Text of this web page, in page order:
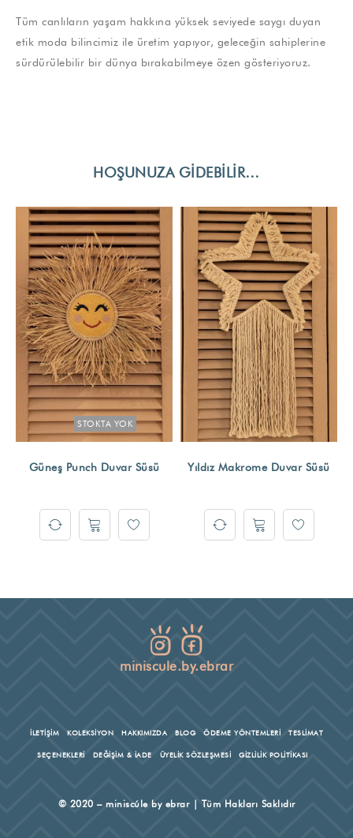
Tüm canlıların yaşam hakkına yüksek seviyede saygı duyan
etik moda bilincimiz ile üretim yapıyor, geleceğin sahiplerine
sürdürülebilir bir dünya bırakabilmeye özen gösteriyoruz.
HOŞUNUZA GIDEBILIR…
STOKTA YOK
Güneş Punch Duvar Süsü Yıldız Makrome Duvar Süsü
miniscule.by.ebrar
İLETİŞİM KOLEKSİYON HAKKIMIZDA BLOG ÖDEME YÖNTEMLERİ TESLİMAT
SEÇENEKLERİ DEĞİŞİM & İADE ÜYELİK SÖZLEŞMESİ GİZLİLİK POLİTİKASI
© 2020 – miniscúle by ebrar | Tüm Hakları Saklıdır